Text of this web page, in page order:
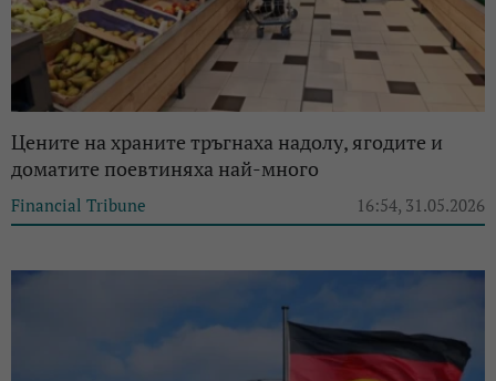
Цените на храните тръгнаха надолу, ягодите и
доматите поевтиняха най-много
Financial Tribune 16:54, 31.05.2026